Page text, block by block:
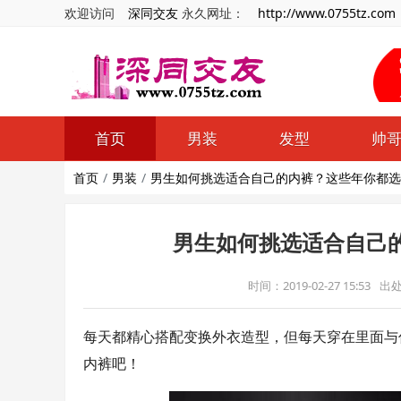
欢迎访问 深同交友 永久网址： http://www.0755tz.com
首页 男装 发型 帅哥
首页 男装 男生如何挑选适合自己的内裤？这些年你都
男生如何挑选适合自己
时间：2019-02-27 15:53 出
每天都精心搭配变换外衣造型，但每天穿在里面
内裤吧！